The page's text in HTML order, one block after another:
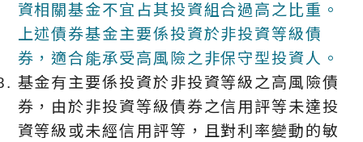
資相關基金不宜占其投資組合過高之比重。
上述債券基金主要係投資於非投資等級債
券，適合能承受高風險之非保守型投資人。
基金有主要係投資於非投資等級之高風險債
券，由於非投資等級債券之信用評等未達投
資等級或未經信用評等，且對利率變動的敏